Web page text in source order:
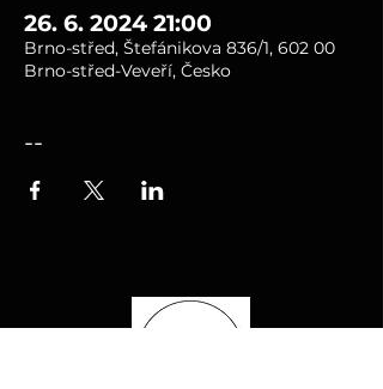
26. 6. 2024 21:00
Brno-střed, Štefánikova 836/1, 602 00
Brno-střed-Veveří, Česko
--